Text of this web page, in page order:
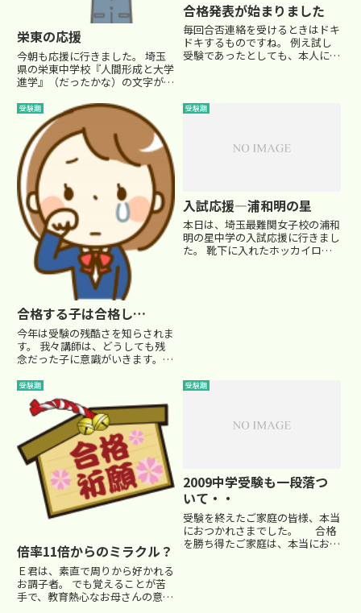
栄東の応援
今朝も応援に行きました。 埼玉
県の栄東中学校『人間形成と大学
進学』（だったかな）の文字が大
東大に特化した東大選抜コースの
設置などで話題を集めている進学
校です。 応援に来たのは２年ぶ
りですが、いやぁ～相変わらず
凄...
合格発表が始まりました
毎回合否連絡を受けるときはドキ
ドキするものですね。 例え試し
受験であったとしても、本人に下
本命なのですが、試し受験中の今
受験期
合格する子は合格し…
今年は受験の残酷さを知らされま
す。 我々講師は、どうしても残
念だった子に意識がいきます。
っていきます。 それなのに実力
は、そこまで大きくはないはずな
のに、 幾度も合格から見放され
てしまう子… 合格掲示を羨まし...
受験期
入試応援―浦和明の星
本日は、埼玉最難関女子校の浦和
明の星中学の入試応援に行きまし
た。 靴下に入れたホッカイロが
受験期
倍率11倍からのミラクル？
Ｅ君は、素直で周りから好かれる
お調子者。 でも覚えることが苦
手で、教育熱心なお母さんの意に
受験期
2009中学受験も一段落つ
いて・・
受験を終えたご家庭の皆様、本当
におつかれさまでした。 合格
を勝ち得たご家庭は、本当におめ